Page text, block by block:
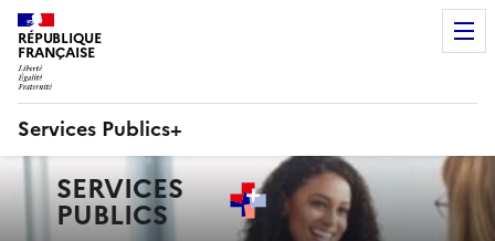
RÉPUBLIQUE
FRANÇAISE
Services Publics+
principaleSERVICES
PUBLICS+